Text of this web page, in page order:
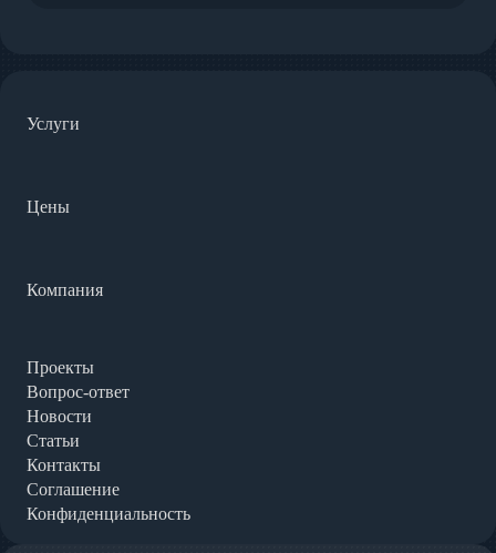
Услуги
Цены
Компания
Проекты
Вопрос-ответ
Новости
Статьи
Контакты
Соглашение
Конфиденциальность